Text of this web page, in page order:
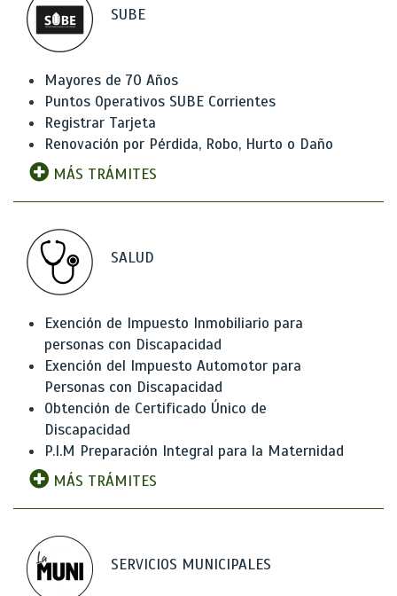
SUBE
Mayores de 70 Años
Puntos Operativos SUBE Corrientes
Registrar Tarjeta
Renovación por Pérdida, Robo, Hurto o Daño
MÁS TRÁMITES
SALUD
Exención de Impuesto Inmobiliario para
personas con Discapacidad
Exención del Impuesto Automotor para
Personas con Discapacidad
Obtención de Certificado Único de
Discapacidad
P.I.M Preparación Integral para la Maternidad
MÁS TRÁMITES
SERVICIOS MUNICIPALES